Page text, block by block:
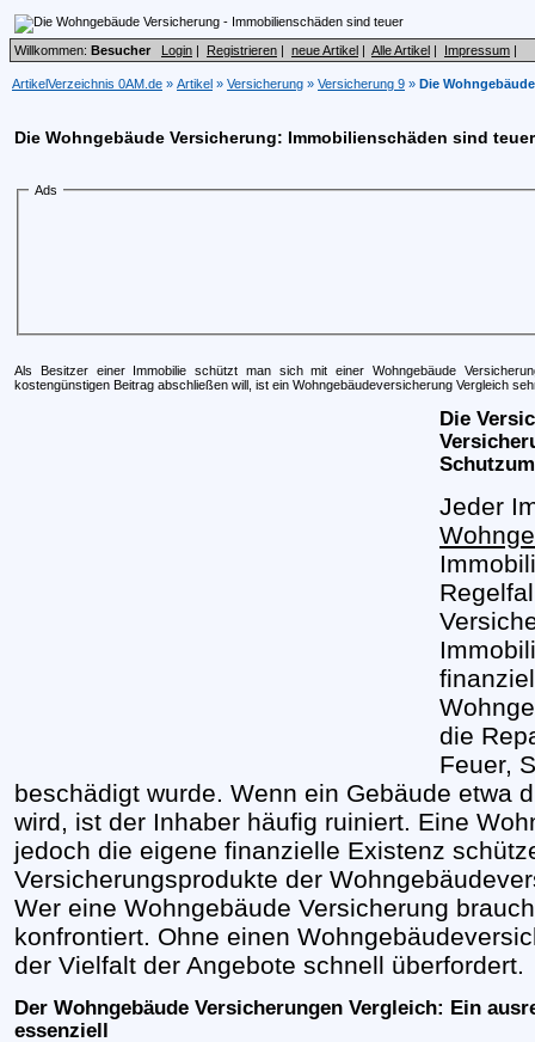
Willkommen: Besucher Login | Registrieren | neue Artikel | Alle Artikel | Impressum |
ArtikelVerzeichnis 0AM.de » Artikel » Versicherung » Versicherung 9 » Die
Die Wohngebäude Versicherung: Immobilienschäden sind teuer
Ads
Als Besitzer einer Immobilie schützt man sich mit einer Wohngebäude
kostengünstigen Beitrag abschließen will, ist ein Wohngebäudeversicherung Vergleich
Die
Jeder
die
Feuer,
beschädigt wurde. Wenn ein Gebäude etwa
wird, ist der Inhaber häufig ruiniert. Eine
jedoch die eigene finanzielle Existenz
Versicherungsprodukte der
Wer eine Wohngebäude Versicherung
konfrontiert. Ohne einen
der Vielfalt der Angebote schnell überfordert.
Der Wohngebäude Versicherungen Vergleich: Ein
essenziell